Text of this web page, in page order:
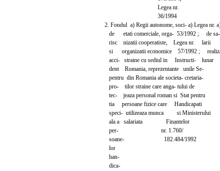
Legea nr.
36/1994
2. Fondul a) Regii autonome, soci- a) Legea
de etati comerciale, orga- 53/1992 ; de
risc nizatii cooperatiste, Legea nr. larii
si organizatii economice 57/1992 ;
acci- straine cu sediul in Instructi- lunar
dent Romania, reprezentante unile Se-
pentru din Romania ale societa- cretaria-
pro- tilor straine care anga- tului de
tec- jeaza personal roman si Stat pentru
tia persoane fizice care Handicapati
speci- utilizeaza munca si Ministerului
ala a salariata Finantelor
per- nr. 1.760/
soane- 182.484/1992
lor
han-
dica-